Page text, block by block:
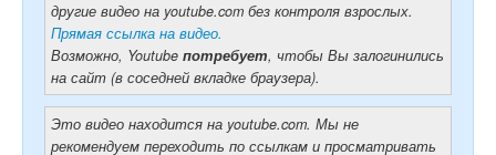
другие видео на youtube.com без контроля взрослых.
Прямая ссылка на видео.
Возможно, Youtube потребует, чтобы Вы залогинились
на сайт (в соседней вкладке браузера).
Это видео находится на youtube.com. Мы не
рекомендуем переходить по ссылкам и просматривать